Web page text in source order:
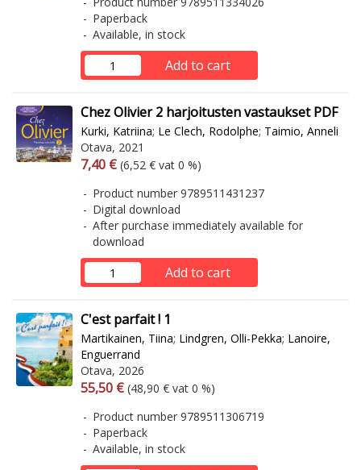
Paperback
Available, in stock
Add to cart
Chez Olivier 2 harjoitusten vastaukset PDF
Kurki, Katriina; Le Clech, Rodolphe; Taimio, Anneli
Otava, 2021
Arvonlisäverollinen hinta
7,40 € Excl. vat
(6,52 € vat 0 %)
Product number 9789511431237
Digital download
After purchase immediately available for
download
Add to cart
C'est parfait ! 1
Martikainen, Tiina; Lindgren, Olli-Pekka; Lanoire,
Enguerrand
Otava, 2026
Arvonlisäverollinen hinta
55,50 € Excl. vat
(48,90 € vat 0 %)
Product number 9789511306719
Paperback
Available, in stock